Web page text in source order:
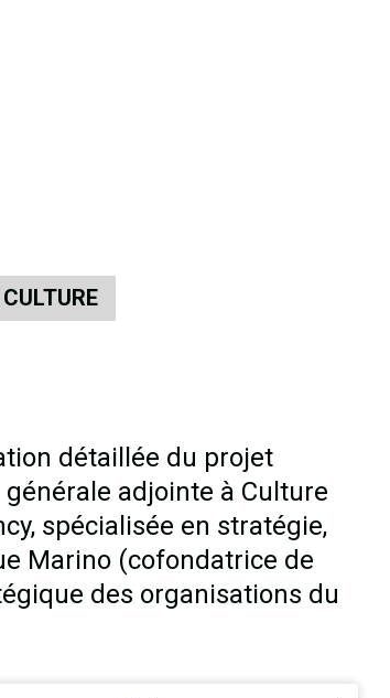
détaillée du projet
adjointe à Culture
spécialisée en stratégie,
Marino (cofondatrice de
des organisations du